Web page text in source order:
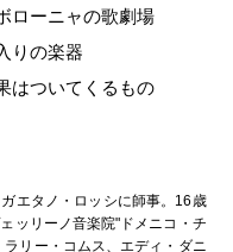
ローニャの歌劇場
りの楽器
はついてくるもの
エタノ・ロッシに師事。16歳
ッリーノ音楽院"ドメニコ・チ
リー・コムス、エディ・ダニ